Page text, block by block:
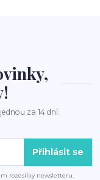
za 14 dní.
Přihlásit se
rozesílky newsletteru.